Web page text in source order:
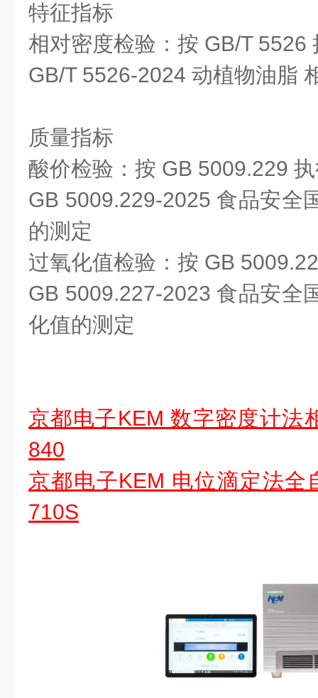
特征指标
相对密度检验：按 GB/T 5526
GB/T 5526-2024 动植物油脂
质量指标
酸价检验：按 GB 5009.229
GB 5009.229-2025 食品安全
的测定
过氧化值检验：按 GB
GB 5009.227-2023 食品安全
化值的测定
京都电子KEM 数字密度计法
840
京都电子KEM 电位滴定法全
710S